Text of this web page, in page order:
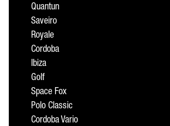
Quantun
Saveiro
Royale
Cordoba
Ibiza
Golf
Space Fox
Polo Classic
Cordoba Vario